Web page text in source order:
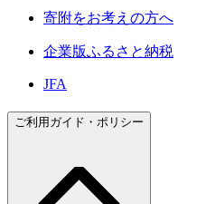
寄附をお考えの方へ
企業版ふるさと納税
JFA
ご利用ガイド・ポリシー